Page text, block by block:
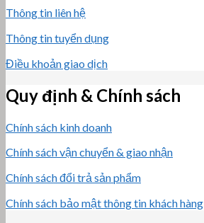
Thông tin liên hệ
Thông tin tuyển dụng
Điều khoản giao dịch
Quy định & Chính sách
Chính sách kinh doanh
Chính sách vận chuyển & giao nhận
Chính sách đổi trả sản phẩm
Chính sách bảo mật thông tin khách hàng